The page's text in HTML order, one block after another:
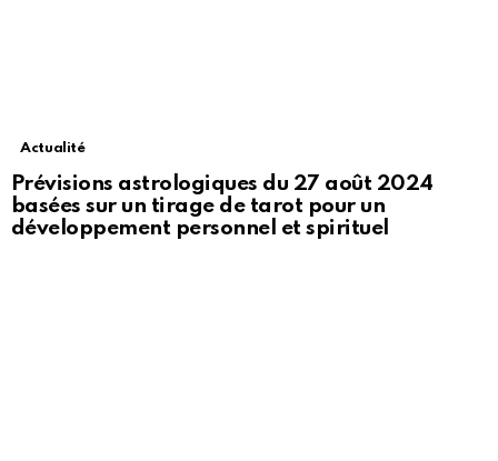
Actualité
Prévisions astrologiques du 27 août 2024
basées sur un tirage de tarot pour un
développement personnel et spirituel